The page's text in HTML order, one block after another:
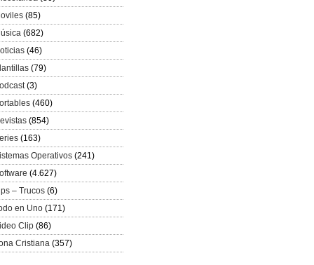
(85)
(682)
(46)
(79)
(3)
(460)
(854)
(163)
Operativos (241)
(4.627)
– Trucos (6)
en Uno (171)
Clip (86)
Cristiana (357)